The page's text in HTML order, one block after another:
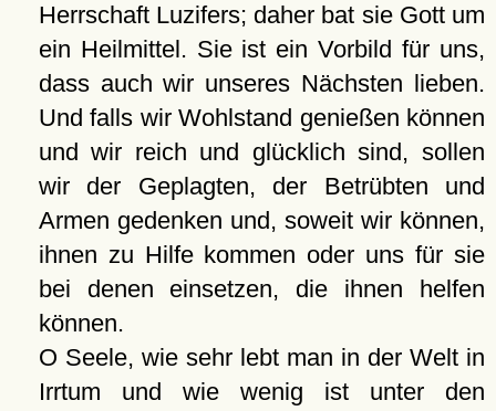
Herrschaft Luzifers; daher bat sie Gott um
ein Heilmittel. Sie ist ein Vorbild für uns,
dass auch wir unseres Nächsten lieben.
Und falls wir Wohlstand genießen können
und wir reich und glücklich sind, sollen
wir der Geplagten, der Betrübten und
Armen gedenken und, soweit wir können,
ihnen zu Hilfe kommen oder uns für sie
bei denen einsetzen, die ihnen helfen
können.
O Seele, wie sehr lebt man in der Welt in
Irrtum und wie wenig ist unter den